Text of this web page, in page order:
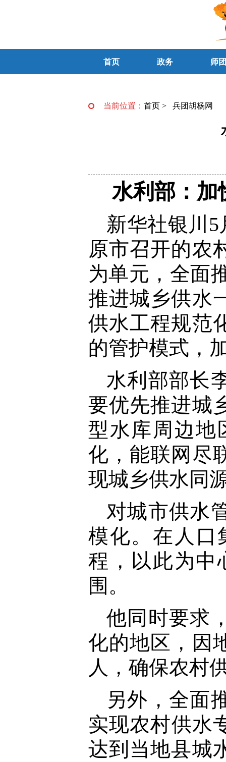
首页 政务 师
当前位置： 首页 > 兵团胡杨网
水利部：加
新华社银川
原市召开的农
为单元，全面
推进城乡供水
供水工程规范
的管护模式，
水利部部长
要优先推进城
型水库周边地
化，能联网尽
现城乡供水同
对城市供水
模化。在人口
程，以此为中
围。
他同时要求
化的地区，因
人，确保农村
另外，全面
实现农村供水
达到当地县城